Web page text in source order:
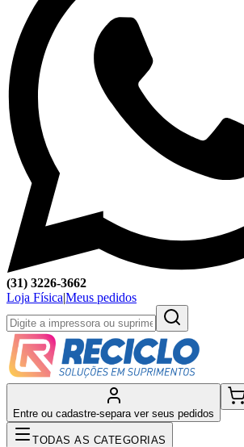
(31) 3226-3662
Loja Física|Meus pedidos
Entre ou cadastre-separa ver seus pedidos
TODAS AS CATEGORIAS